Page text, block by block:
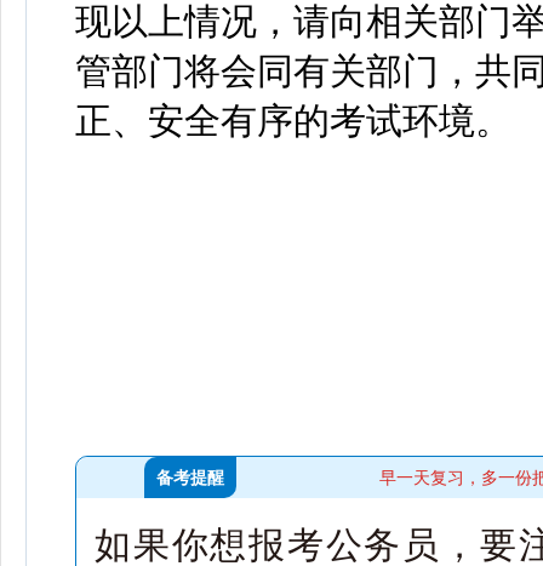
现以上情况，请向相关部门
管部门将会同有关部门，共
正、安全有序的考试环境。
备考提醒 早一天复习，多一份
如果你想报考公务员，要